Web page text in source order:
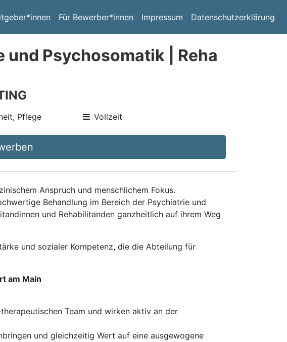
Für Bewerber*innen Impressum Datenschutzerklärung
Psychosomatik | Reha
Pflege Vollzeit
Anspruch und menschlichem Fokus.
Behandlung im Bereich der Psychiatrie und
und Rehabilitanden ganzheitlich auf ihrem Weg
und sozialer Kompetenz, die die Abteilung für
am Main
Team und wirken aktiv an der
und gleichzeitig Wert auf eine ausgewogene